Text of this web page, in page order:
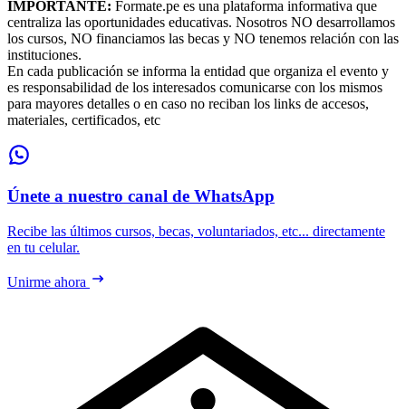
IMPORTANTE: Formate.pe es una plataforma informativa que
centraliza las oportunidades educativas. Nosotros NO desarrollamos
los cursos, NO financiamos las becas y NO tenemos relación con las
instituciones.
En cada publicación se informa la entidad que organiza el evento y
es responsabilidad de los interesados comunicarse con los mismos
para mayores detalles o en caso no reciban los links de accesos,
materiales, certificados, etc
Únete a nuestro canal de WhatsApp
Recibe las últimos cursos, becas, voluntariados, etc... directamente
en tu celular.
Unirme ahora